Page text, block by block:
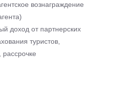
вознаграждение
доход от партнерских
туристов,